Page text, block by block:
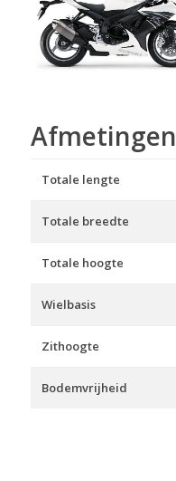
Afmetingen
Totale lengte
Totale breedte
Totale hoogte
Wielbasis
Zithoogte
Bodemvrijheid